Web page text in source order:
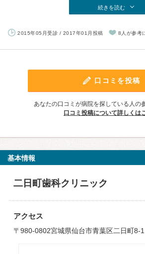
続きを読む
2015年05月受診 / 2017年01月投稿 8人が参考
口コミを投稿
あなたの口コミが病院を探している人の
口コミ投稿について詳しくは
基本情報
二日町歯科クリニック
アクセス
〒980-0802宮城県仙台市青葉区二日町8-1